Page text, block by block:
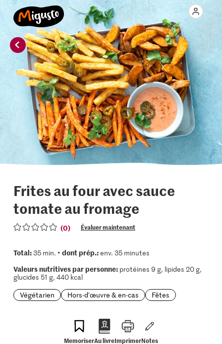
Frites au four avec sauce
tomate au fromage
(0) Évaluer maintenant
Total:35 min. • dont prép.:env. 35 minutes
Valeurs nutritives par personne:protéines 9 g, lipides 20 g,
glucides 51 g, 440 kcal
Végétarien
Hors-d'œuvre & en-cas Fêtes
MemoriserAu livreImprimerNotes